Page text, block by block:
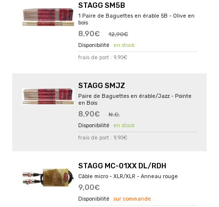
STAGG SM5B
1 Paire de Baguettes en érable 5B - Olive en
bois
8,90€ 12,90€
en stock
frais de port : 9,90€
STAGG SMJZ
Paire de Baguettes en érable/Jazz - Pointe
en Bois
8,90€ N.C.
en stock
frais de port : 9,90€
STAGG MC-01XX DL/RDH
Câble micro - XLR/XLR - Anneau rouge
9,00€
sur commande